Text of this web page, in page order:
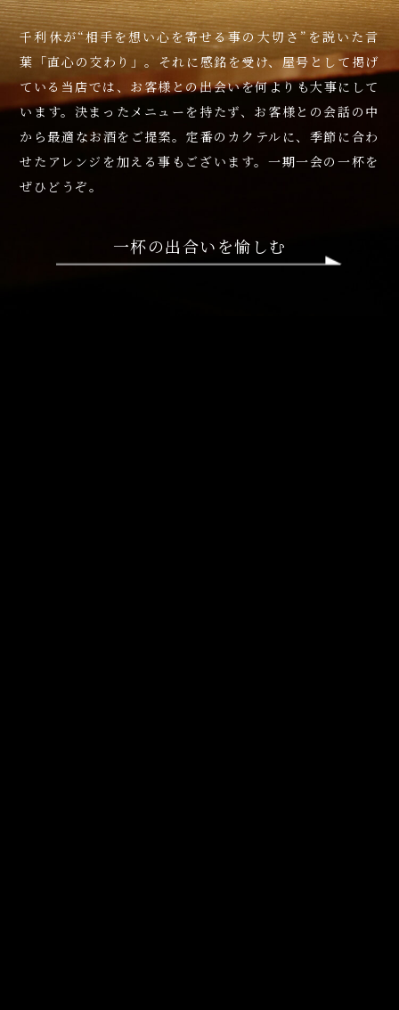
千利休が“相手を想い心を寄せる事の 大切さ” を説いた言
葉「直心の交わり」。 それに感銘を受け、屋号として掲げ
ている当店では、お客様との出会いを何よりも大事にして
います。 決まったメニューを持たず、 お客様との会話の中
から最適なお酒をご提案。 定番のカクテルに、季節に合わ
せた アレンジを加える事もございます。 一期一会の一杯を
ぜひどうぞ。
一杯の出合いを愉しむ